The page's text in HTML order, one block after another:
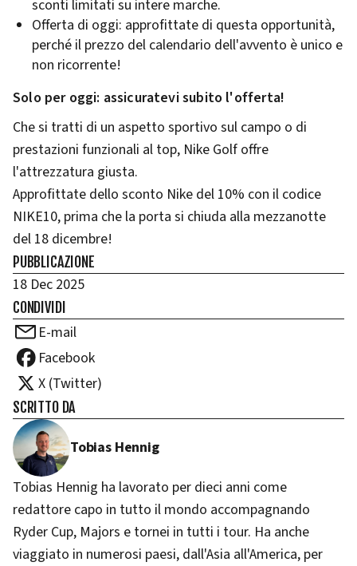
sconti limitati su intere marche.
Offerta di oggi: approfittate di questa opportunità,
perché il prezzo del calendario dell'avvento è unico e
non ricorrente!
Solo per oggi: assicuratevi subito l'offerta!
Che si tratti di un aspetto sportivo sul campo o di
prestazioni funzionali al top, Nike Golf offre
l'attrezzatura giusta.
Approfittate dello sconto Nike del 10% con il codice
NIKE10, prima che la porta si chiuda alla mezzanotte
del 18 dicembre!
PUBBLICAZIONE
18 Dec 2025
CONDIVIDI
E-mail
Facebook
X (Twitter)
SCRITTO DA
Tobias Hennig
Tobias Hennig ha lavorato per dieci anni come
redattore capo in tutto il mondo accompagnando
Ryder Cup, Majors e tornei in tutti i tour. Ha anche
viaggiato in numerosi paesi, dall'Asia all'America, per